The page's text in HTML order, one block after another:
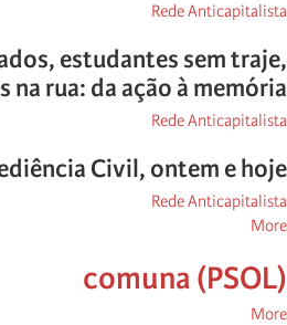
Rede Anticapitalista
estudantes sem traje,
na rua: da ação à memória
Rede Anticapitalista
Civil, ontem e hoje
Rede Anticapitalista
More
Rede
Anticapitalista
comuna (PSOL)
More